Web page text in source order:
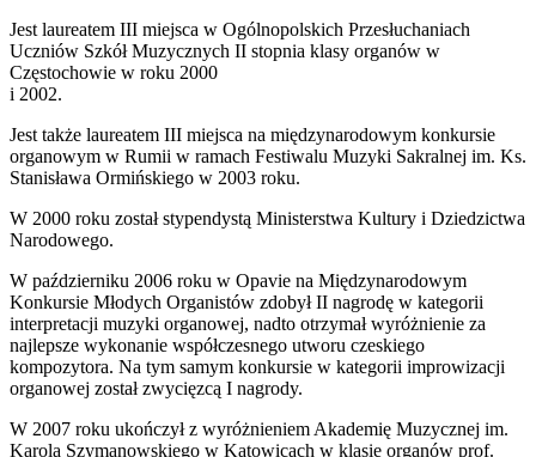
Jest laureatem III miejsca w Ogólnopolskich Przesłuchaniach
Uczniów Szkół Muzycznych II stopnia klasy organów w
Częstochowie w roku 2000
i 2002.
Jest także laureatem III miejsca na międzynarodowym konkursie
organowym w Rumii w ramach Festiwalu Muzyki Sakralnej im. Ks.
Stanisława Ormińskiego w 2003 roku.
W 2000 roku został stypendystą Ministerstwa Kultury i Dziedzictwa
Narodowego.
W październiku 2006 roku w Opavie na Międzynarodowym
Konkursie Młodych Organistów zdobył II nagrodę w kategorii
interpretacji muzyki organowej, nadto otrzymał wyróżnienie za
najlepsze wykonanie współczesnego utworu czeskiego
kompozytora. Na tym samym konkursie w kategorii improwizacji
organowej został zwycięzcą I nagrody.
W 2007 roku ukończył z wyróżnieniem Akademię Muzycznej im.
Karola Szymanowskiego w Katowicach w klasie organów prof.